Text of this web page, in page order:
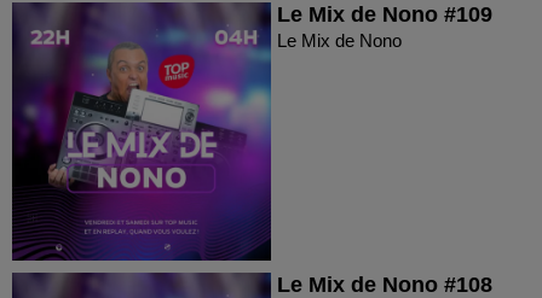
Le Mix de Nono #109
Le Mix de Nono
Le Mix de Nono #108